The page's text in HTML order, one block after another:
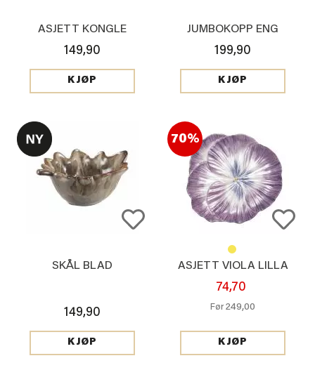
ASJETT KONGLE
149,90
KJØP
JUMBOKOPP ENG
199,90
KJØP
SKÅL BLAD
149,90
KJØP
70%
ASJETT VIOLA LILLA
74,70
Før249,00
KJØP